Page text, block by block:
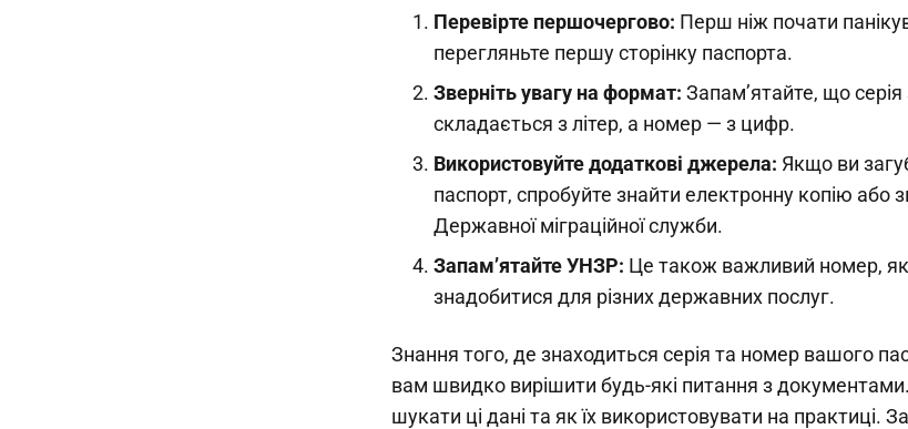
Перевірте першочергово: Перш ніж почати
перегляньте першу сторінку паспорта.
Зверніть увагу на формат: Запам’ятайте, що
складається з літер, а номер — з цифр.
Використовуйте додаткові джерела: Якщо ви
паспорт, спробуйте знайти електронну копію або
Державної міграційної служби.
Запам’ятайте УНЗР: Це також важливий номер,
знадобитися для різних державних послуг.
Знання того, де знаходиться серія та номер вашого
вам швидко вирішити будь-які питання з
шукати ці дані та як їх використовувати на практиці.